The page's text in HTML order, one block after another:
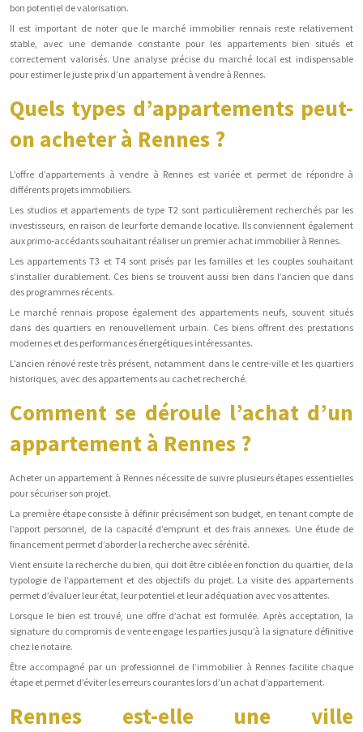
bon potentiel de valorisation.
Il est important de noter que le marché immobilier rennais reste relativement
stable, avec une demande constante pour les appartements bien situés et
correctement valorisés. Une analyse précise du marché local est indispensable
pour estimer le juste prix d’un appartement à vendre à Rennes.
Quels types d’appartements peut-
on acheter à Rennes ?
L’offre d’appartements à vendre à Rennes est variée et permet de répondre à
différents projets immobiliers.
Les studios et appartements de type T2 sont particulièrement recherchés par les
investisseurs, en raison de leur forte demande locative. Ils conviennent également
aux primo-accédants souhaitant réaliser un premier achat immobilier à Rennes.
Les appartements T3 et T4 sont prisés par les familles et les couples souhaitant
s’installer durablement. Ces biens se trouvent aussi bien dans l’ancien que dans
des programmes récents.
Le marché rennais propose également des appartements neufs, souvent situés
dans des quartiers en renouvellement urbain. Ces biens offrent des prestations
modernes et des performances énergétiques intéressantes.
L’ancien rénové reste très présent, notamment dans le centre-ville et les quartiers
historiques, avec des appartements au cachet recherché.
Comment se déroule l’achat d’un
appartement à Rennes ?
Acheter un appartement à Rennes nécessite de suivre plusieurs étapes essentielles
pour sécuriser son projet.
La première étape consiste à définir précisément son budget, en tenant compte de
l’apport personnel, de la capacité d’emprunt et des frais annexes. Une étude de
financement permet d’aborder la recherche avec sérénité.
Vient ensuite la recherche du bien, qui doit être ciblée en fonction du quartier, de la
typologie de l’appartement et des objectifs du projet. La visite des appartements
permet d’évaluer leur état, leur potentiel et leur adéquation avec vos attentes.
Lorsque le bien est trouvé, une offre d’achat est formulée. Après acceptation, la
signature du compromis de vente engage les parties jusqu’à la signature définitive
chez le notaire.
Être accompagné par un professionnel de l’immobilier à Rennes facilite chaque
étape et permet d’éviter les erreurs courantes lors d’un achat d’appartement.
Rennes est-elle une ville